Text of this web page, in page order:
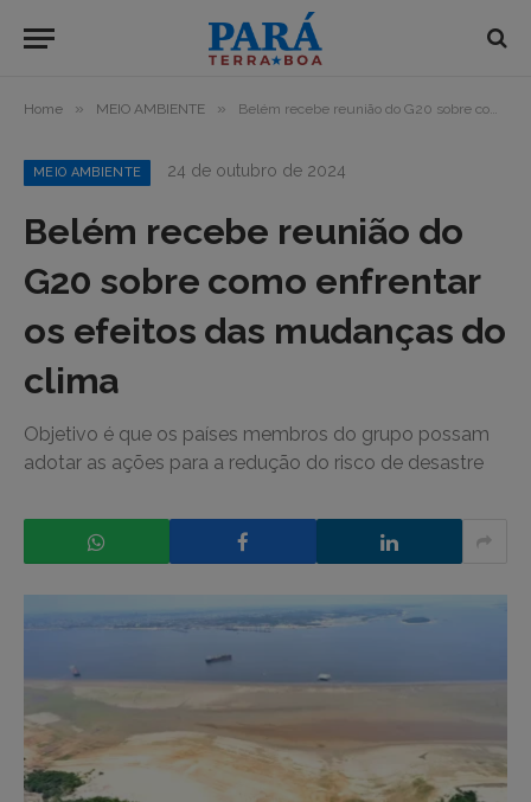
Home » MEIO AMBIENTE » Belém recebe reunião do G20 sobre como enfrentar os efeitos das mudanças do clima
MEIO AMBIENTE 24 de outubro de 2024
Belém recebe reunião do
G20 sobre como enfrentar
os efeitos das mudanças do
clima
Objetivo é que os países membros do grupo possam
adotar as ações para a redução do risco de desastre